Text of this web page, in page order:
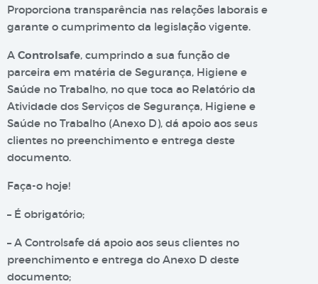
Proporciona transparência nas relações laborais e
garante o cumprimento da legislação vigente.
A Controlsafe, cumprindo a sua função de
parceira em matéria de Segurança, Higiene e
Saúde no Trabalho, no que toca ao Relatório da
Atividade dos Serviços de Segurança, Higiene e
Saúde no Trabalho (Anexo D), dá apoio aos seus
clientes no preenchimento e entrega deste
documento.
Faça-o hoje!
– É obrigatório;
– A Controlsafe dá apoio aos seus clientes no
preenchimento e entrega do Anexo D deste
documento;